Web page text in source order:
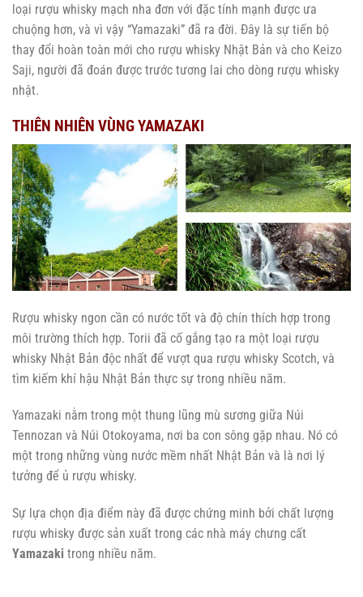
loại rượu whisky mạch nha đơn với đặc tính mạnh được ưa
chuộng hơn, và vì vậy “Yamazaki” đã ra đời. Đây là sự tiến bộ
thay đổi hoàn toàn mới cho rượu whisky Nhật Bản và cho Keizo
Saji, người đã đoán được trước tương lai cho dòng rượu whisky
nhật.
THIÊN NHIÊN VÙNG YAMAZAKI
Rượu whisky ngon cần có nước tốt và độ chín thích hợp trong
môi trường thích hợp. Torii đã cố gắng tạo ra một loại rượu
whisky Nhật Bản độc nhất để vượt qua rượu whisky Scotch, và
tìm kiếm khí hậu Nhật Bản thực sự trong nhiều năm.
Yamazaki nằm trong một thung lũng mù sương giữa Núi
Tennozan và Núi Otokoyama, nơi ba con sông gặp nhau. Nó có
một trong những vùng nước mềm nhất Nhật Bản và là nơi lý
tưởng để ủ rượu whisky.
Sự lựa chọn địa điểm này đã được chứng minh bởi chất lượng
rượu whisky được sản xuất trong các nhà máy chưng cất
Yamazaki trong nhiều năm.